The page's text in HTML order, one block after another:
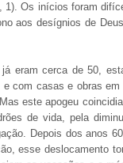
Os inícios foram
aos desígnios de
eram cerca de 50,
com casas e obras
este apogeu
de vida, pela
Depois dos anos
esse deslocamento